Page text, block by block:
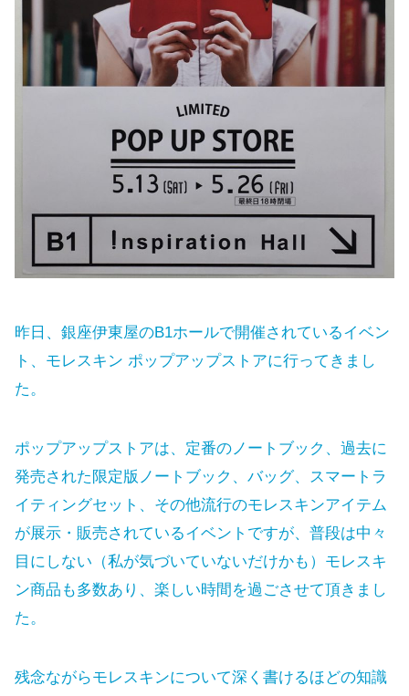
昨日、銀座伊東屋のB1ホールで開催されているイベン
ト、モレスキン ポップアップストアに行ってきまし
た。
ポップアップストアは、定番のノートブック、過去に
発売された限定版ノートブック、バッグ、スマートラ
イティングセット、その他流行のモレスキンアイテム
が展示・販売されているイベントですが、普段は中々
目にしない（私が気づいていないだけかも）モレスキ
ン商品も多数あり、楽しい時間を過ごさせて頂きまし
た。
残念ながらモレスキンについて深く書けるほどの知識